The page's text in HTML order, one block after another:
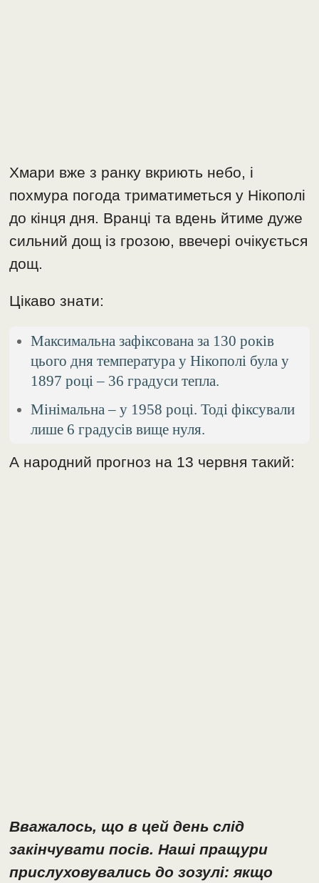
Хмари вже з ранку вкриють небо, і
похмура погода триматиметься у Нікополі
до кінця дня. Вранці та вдень йтиме дуже
сильний дощ із грозою, ввечері очікується
дощ.
Цікаво знати:
Максимальна зафіксована за 130 років
цього дня температура у Нікополі була у
1897 році – 36 градуси тепла.
Мінімальна – у 1958 році. Тоді фіксували
лише 6 градусів вище нуля.
А народний прогноз на 13 червня такий:
Вважалось, що в цей день слід
закінчувати посів. Наші пращури
прислуховувались до зозулі: якщо